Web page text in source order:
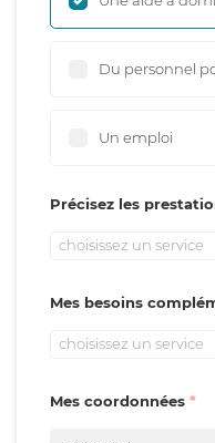
Du personnel
Un emploi
Précisez les
choisissez un service
Mes besoins
choisissez un service
Mes coordonnées